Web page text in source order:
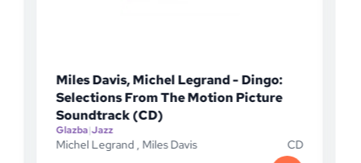
Miles Davis, Michel Legrand - Dingo:
Selections From The Motion Picture
Soundtrack (CD)
Glazba|Jazz
Michel Legrand , Miles Davis
CD